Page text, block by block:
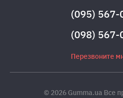
(095) 567-
(098) 567-
Перезвоните
© 2026 Gumma.ua Все